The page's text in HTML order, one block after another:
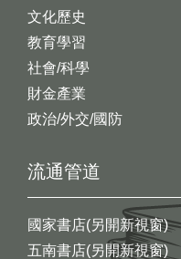
文化歷史
教育學習
社會/科學
財金產業
政治/外交/國防
流通管道
國家書店(另開新視窗)
五南書店(另開新視窗)